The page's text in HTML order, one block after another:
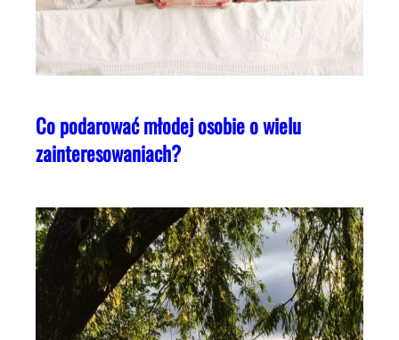
Co podarować młodej osobie o wielu
zainteresowaniach?